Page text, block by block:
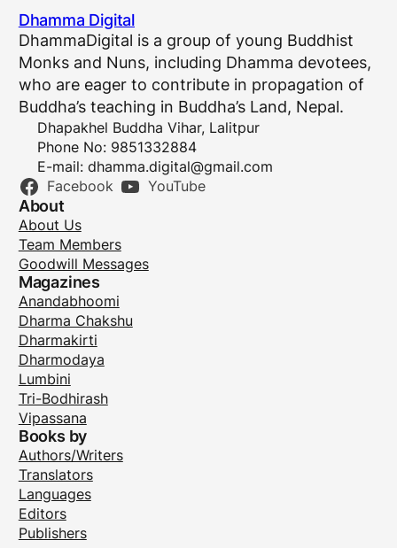
Dhamma Digital
DhammaDigital is a group of young Buddhist
Monks and Nuns, including Dhamma devotees,
who are eager to contribute in propagation of
Buddha’s teaching in Buddha’s Land, Nepal.
Dhapakhel Buddha Vihar, Lalitpur
Phone No: 9851332884
E-mail: dhamma.digital@gmail.com
Facebook YouTube
About
About Us
Team Members
Goodwill Messages
Magazines
Anandabhoomi
Dharma Chakshu
Dharmakirti
Dharmodaya
Lumbini
Tri-Bodhirash
Vipassana
Books by
Authors/Writers
Translators
Languages
Editors
Publishers